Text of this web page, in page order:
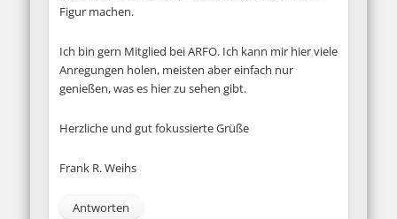
Figur machen.
Ich bin gern Mitglied bei ARFO. Ich kann mir hier viele
Anregungen holen, meisten aber einfach nur
genießen, was es hier zu sehen gibt.
Herzliche und gut fokussierte Grüße
Frank R. Weihs
Antworten